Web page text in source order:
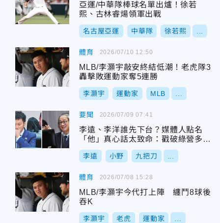
亞運/中華隊棒球名單出爐！徐若
熙、古林睿煬領軍出戰
名古屋亞運 中華隊 徐若熙
體育
MLB/李灝宇敲安終結低潮！老虎隊3
轟擊敗運動家奪5連勝
李灝宇 運動家 MLB
2026/07/10 12:50
要聞
李遠、李洋誰先下台？媒體人點名
「他」真心話太致命：戳破綠營多年
利益！
李遠 小野 九把刀
2026/07/09 07:41
體育
MLB/李灝宇今代打上陣 纏鬥8球後
吞K
李灝宇 老虎 運動家
2026/07/08 15:28